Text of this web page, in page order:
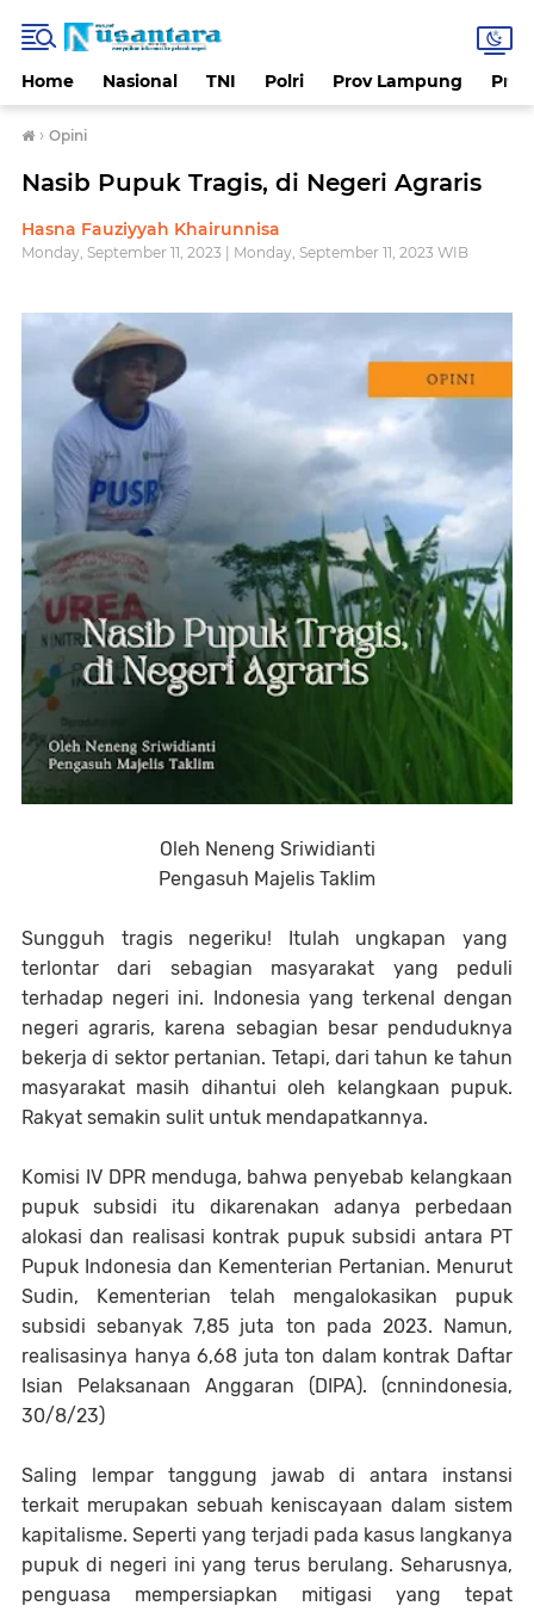
Home Nasional TNI Polri Prov Lampung
› Opini
Nasib Pupuk Tragis, di Negeri Agraris
Hasna Fauziyyah Khairunnisa
Monday, September 11, 2023 | Monday, September 11, 2023 WIB
Oleh Neneng Sriwidianti
Pengasuh Majelis Taklim
Sungguh tragis negeriku! Itulah ungkapan yang
terlontar dari sebagian masyarakat yang peduli
terhadap negeri ini. Indonesia yang terkenal dengan
negeri agraris, karena sebagian besar penduduknya
bekerja di sektor pertanian. Tetapi, dari tahun ke tahun
masyarakat masih dihantui oleh kelangkaan pupuk.
Rakyat semakin sulit untuk mendapatkannya.
Komisi IV DPR menduga, bahwa penyebab kelangkaan
pupuk subsidi itu dikarenakan adanya perbedaan
alokasi dan realisasi kontrak pupuk subsidi antara PT
Pupuk Indonesia dan Kementerian Pertanian. Menurut
Sudin, Kementerian telah mengalokasikan pupuk
subsidi sebanyak 7,85 juta ton pada 2023. Namun,
realisasinya hanya 6,68 juta ton dalam kontrak Daftar
Isian Pelaksanaan Anggaran (DIPA). (cnnindonesia,
30/8/23)
Saling lempar tanggung jawab di antara instansi
terkait merupakan sebuah keniscayaan dalam sistem
kapitalisme. Seperti yang terjadi pada kasus langkanya
pupuk di negeri ini yang terus berulang. Seharusnya,
penguasa mempersiapkan mitigasi yang tepat